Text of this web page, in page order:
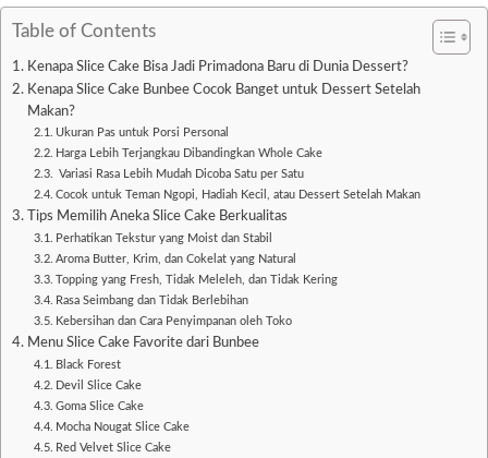
Table of Contents
Kenapa Slice Cake Bisa Jadi Primadona Baru di Dunia Dessert?
Kenapa Slice Cake Bunbee Cocok Banget untuk Dessert Setelah
Makan?
Ukuran Pas untuk Porsi Personal
Harga Lebih Terjangkau Dibandingkan Whole Cake
Variasi Rasa Lebih Mudah Dicoba Satu per Satu
Cocok untuk Teman Ngopi, Hadiah Kecil, atau Dessert Setelah Makan
Tips Memilih Aneka Slice Cake Berkualitas
Perhatikan Tekstur yang Moist dan Stabil
Aroma Butter, Krim, dan Cokelat yang Natural
Topping yang Fresh, Tidak Meleleh, dan Tidak Kering
Rasa Seimbang dan Tidak Berlebihan
Kebersihan dan Cara Penyimpanan oleh Toko
Menu Slice Cake Favorite dari Bunbee
Black Forest
Devil Slice Cake
Goma Slice Cake
Mocha Nougat Slice Cake
Red Velvet Slice Cake